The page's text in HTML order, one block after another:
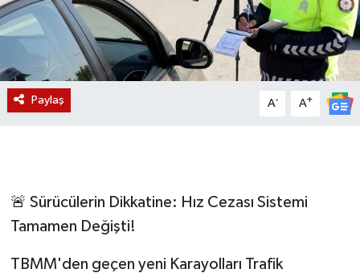
Paylaş A- A+
🚨 Sürücülerin Dikkatine: Hız Cezası Sistemi
Tamamen Değişti!
TBMM'den geçen yeni Karayolları Trafik